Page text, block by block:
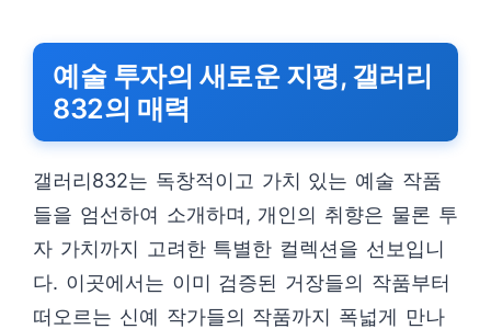
예술 투자의 새로운 지평, 갤러리
832의 매력
갤러리832는 독창적이고 가치 있는 예술 작품
들을 엄선하여 소개하며, 개인의 취향은 물론 투
자 가치까지 고려한 특별한 컬렉션을 선보입니
다. 이곳에서는 이미 검증된 거장들의 작품부터
떠오르는 신예 작가들의 작품까지 폭넓게 만나